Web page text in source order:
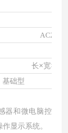
长×宽×高
基础型
器和微电脑控
显示系统。